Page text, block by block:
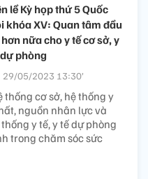
lề Kỳ họp thứ 5 Quốc
khóa XV: Quan tâm đầu
nữa cho y tế cơ sở, y
phòng
29/05/2023 13:30’
cơ sở, hệ thống y
nguồn nhân lực và
y tế, y tế dự phòng
trong chăm sóc sức